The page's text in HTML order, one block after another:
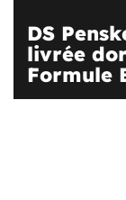
DS
livrée
Formule